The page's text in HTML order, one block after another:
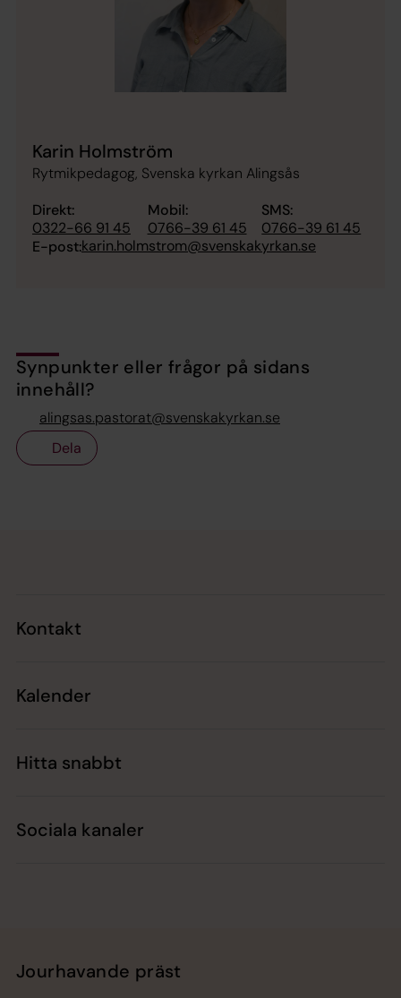
Karin Holmström
Rytmikpedagog, Svenska kyrkan Alingsås
Direkt:
0322-66 91 45
Mobil:
0766-39 61 45
SMS:
0766-39 61 45
E-post:karin.holmstrom@svenskakyrkan.se
Synpunkter eller frågor på sidans
innehåll?
alingsas.pastorat@svenskakyrkan.se
Dela
Kontakt
Kalender
Hitta snabbt
Sociala kanaler
Jourhavande präst